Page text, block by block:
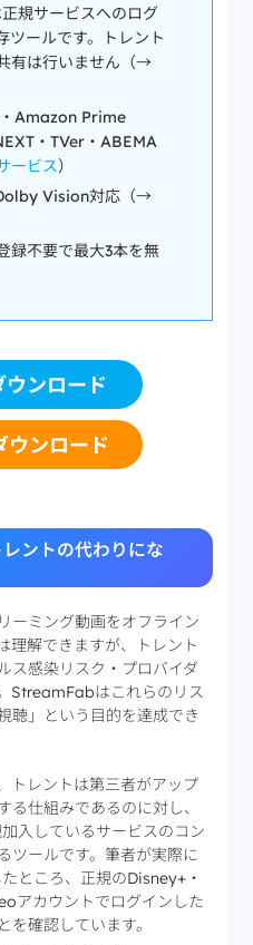
規サービスへのログ
ツールです。トレント
有は行いません（→
Amazon Prime
・TVer・ABEMA
ービス）
Vision対応（→
録不要で最大3本を無
ンロード
ウンロード
ントの代わりにな
ーミング動画をオフライン
理解できますが、トレント
ス感染リスク・プロバイダ
StreamFabはこれらのリス
聴」という目的を達成でき
トレントは第三者がアップ
る仕組みであるのに対し、
入しているサービスのコン
ツールです。筆者が実際に
ところ、正規のDisney+・
アカウントでログインした
を確認しています。